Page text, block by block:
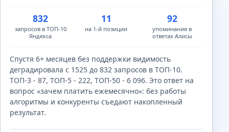
832
запросов в ТОП-10
Яндекса
11
на 1-й позиции
92
упоминания в
ответах Алисы
Спустя 6+ месяцев без поддержки видимость
деградировала с 1525 до 832 запросов в ТОП-10.
ТОП-3 - 87, ТОП-5 - 222, ТОП-50 - 6 096. Это ответ на
вопрос «зачем платить ежемесячно»: без работы
алгоритмы и конкуренты съедают накопленный
результат.